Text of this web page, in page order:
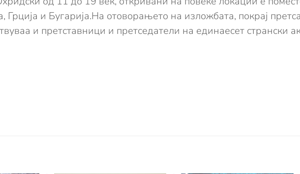
Грција и Бугарија.На отоворањето на изложбата, покрај
и претставници и претседатели на единаесет странски